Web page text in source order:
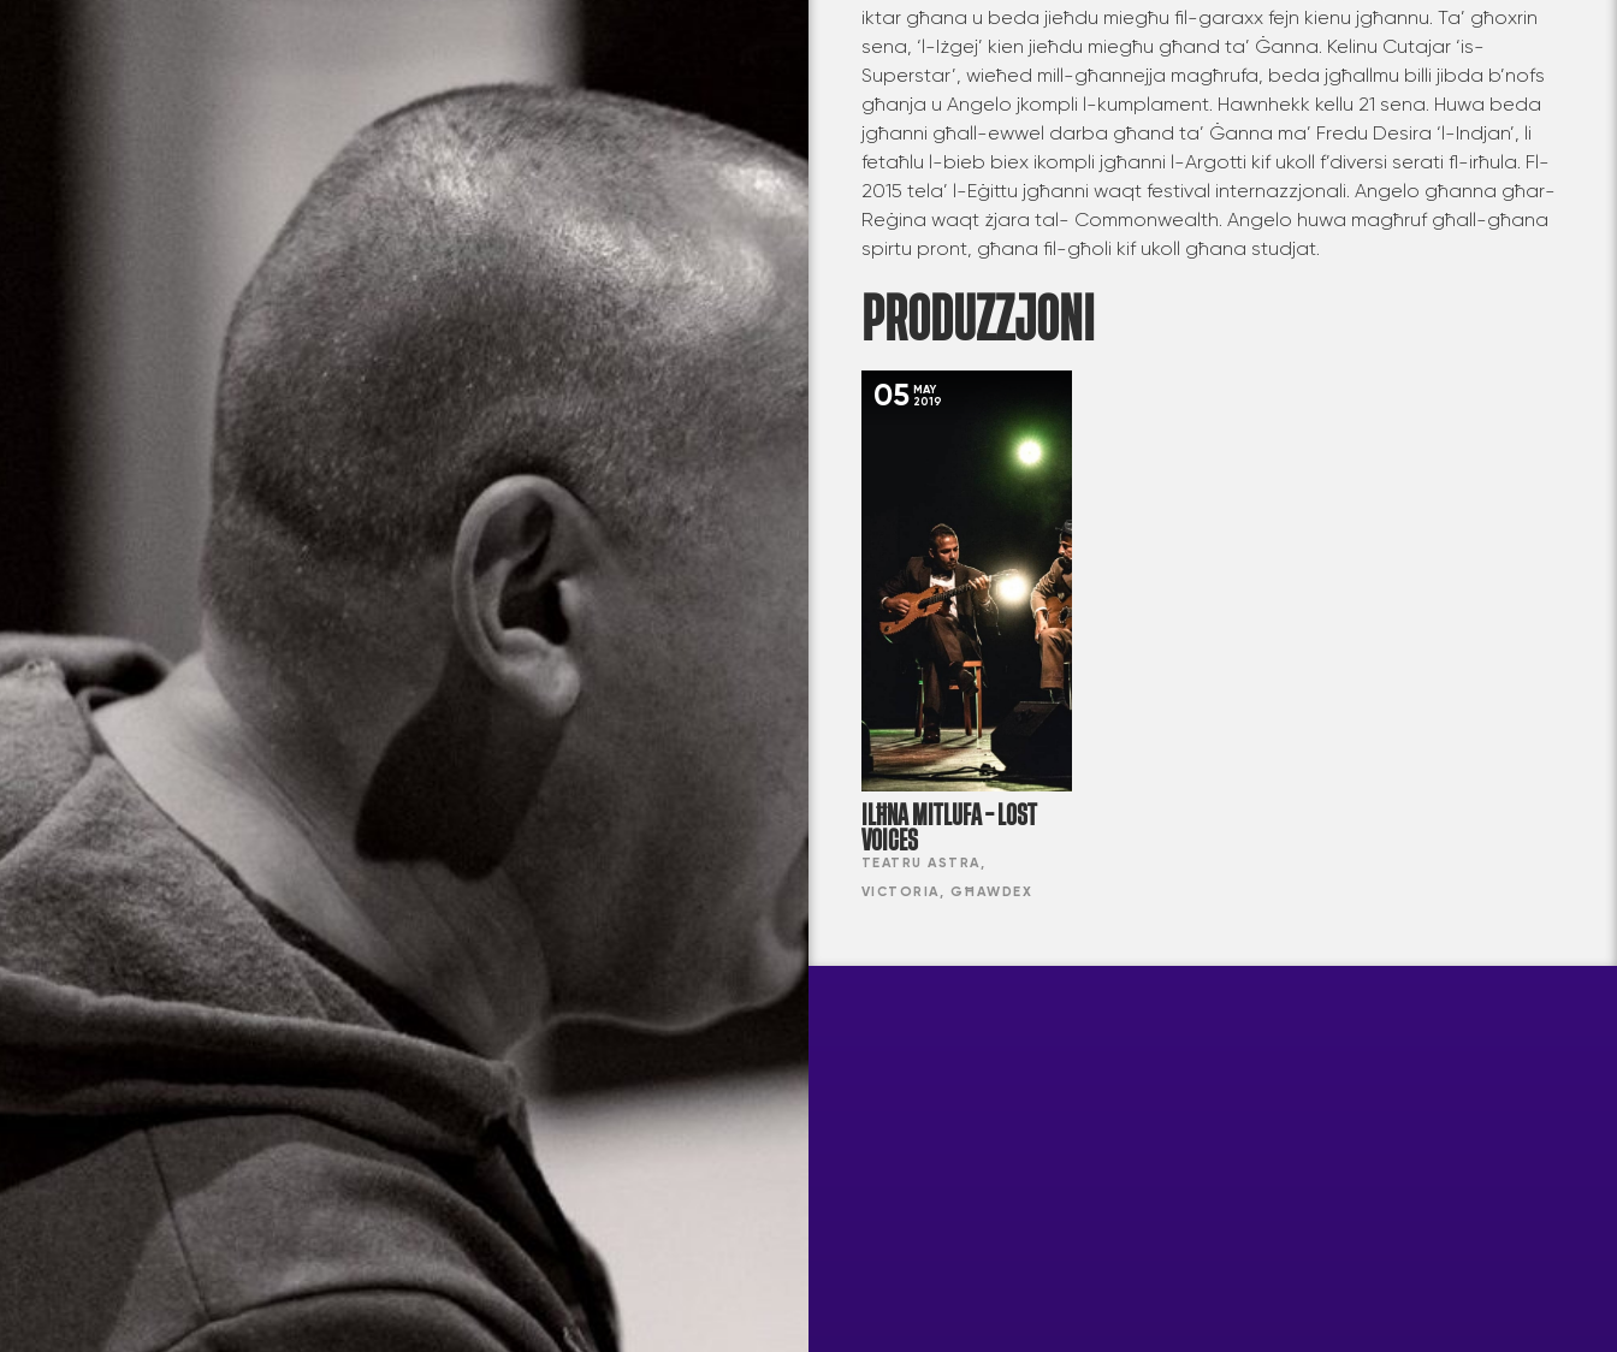
iktar għana u beda jieħdu miegħu fil-garaxx fejn kienu jgħannu. Ta’ għoxrin
sena, ‘l-Iżgej’ kien jieħdu miegħu għand ta’ Ġanna. Kelinu Cutajar ‘is-
Superstar’, wieħed mill-għannejja magħrufa, beda jgħallmu billi jibda b’nofs
għanja u Angelo jkompli l-kumplament. Hawnhekk kellu 21 sena. Huwa beda
jgħanni għall-ewwel darba għand ta’ Ġanna ma’ Fredu Desira ‘l-Indjan’, li
fetaħlu l-bieb biex ikompli jgħanni l-Argotti kif ukoll f’diversi serati fl-irħula. Fl-
2015 tela’ l-Eġittu jgħanni waqt festival internazzjonali. Angelo għanna għar-
Reġina waqt żjara tal- Commonwealth. Angelo huwa magħruf għall-għana
spirtu pront, għana fil-għoli kif ukoll għana studjat.
PRODUZZJONI
05
MAY
2019
ILĦNA MITLUFA – LOST
VOICES
TEATRU ASTRA,
VICTORIA, GĦAWDEX